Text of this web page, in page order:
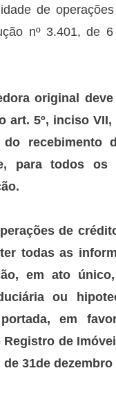
de
nº 3.401, de
original
art. 5º, inciso
do recebimento
para todos os
de
todas as
em ato
ou
em
Registro de
de 31de dezembro